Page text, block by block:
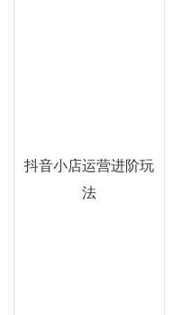
抖音小店运营进阶玩
法